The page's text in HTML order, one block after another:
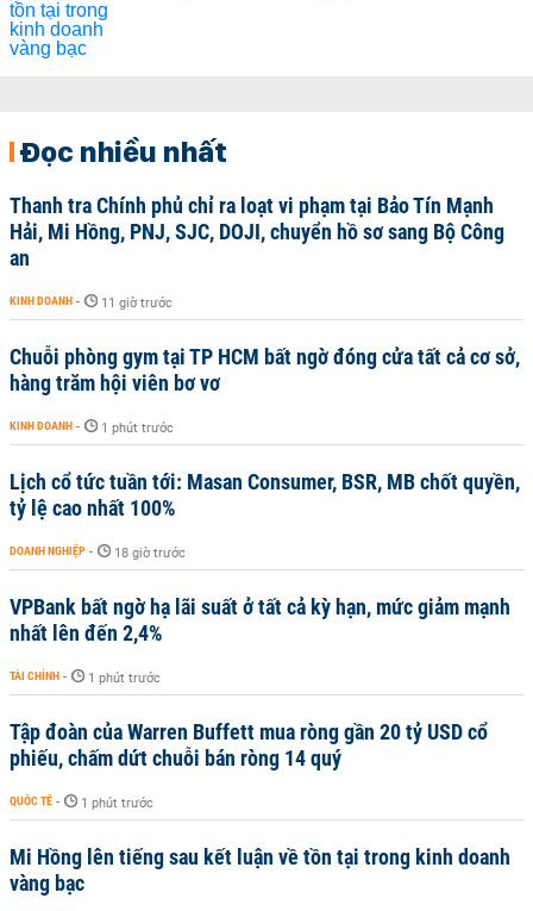
Đọc nhiều nhất
Thanh tra Chính phủ chỉ ra loạt vi phạm tại Bảo Tín Mạnh
Hải, Mi Hồng, PNJ, SJC, DOJI, chuyển hồ sơ sang Bộ Công
an
KINH DOANH - 11 giờ trước
Chuỗi phòng gym tại TP HCM bất ngờ đóng cửa tất cả cơ sở,
hàng trăm hội viên bơ vơ
KINH DOANH - 1 phút trước
Lịch cổ tức tuần tới: Masan Consumer, BSR, MB chốt quyền,
tỷ lệ cao nhất 100%
DOANH NGHIỆP - 18 giờ trước
VPBank bất ngờ hạ lãi suất ở tất cả kỳ hạn, mức giảm mạnh
nhất lên đến 2,4%
TÀI CHÍNH - 1 phút trước
Tập đoàn của Warren Buffett mua ròng gần 20 tỷ USD cổ
phiếu, chấm dứt chuỗi bán ròng 14 quý
QUỐC TẾ - 1 phút trước
Mi Hồng lên tiếng sau kết luận về tồn tại trong kinh doanh
vàng bạc